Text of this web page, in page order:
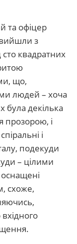
та офіцер
з
квадратних
що,
людей – хоча
була декілька
прозорою, і
і
подекуди
– цілими
схоже,